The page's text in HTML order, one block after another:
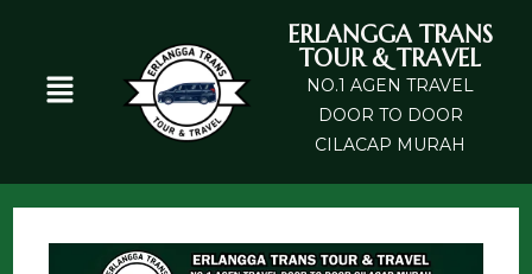
ERLANGGA TRANS
TOUR & TRAVEL
NO.1 AGEN TRAVEL
DOOR TO DOOR
CILACAP MURAH